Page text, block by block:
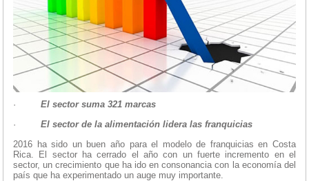
· El sector suma 321 marcas
· El sector de la alimentación lidera las franquicias
2016 ha sido un buen año para el modelo de franquicias en Costa
Rica. El sector ha cerrado el año con un fuerte incremento en el
sector, un crecimiento que ha ido en consonancia con la economía del
país que ha experimentado un auge muy importante.